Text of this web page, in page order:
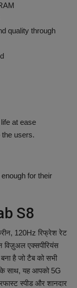
quality through
at ease
users.
for their
S8
120Hz रिफ्रेश रेट
विज़ुअल एक्सपीरियंस
है जो टैब को सभी
साथ, यह आपको 5G
स्पीड और शानदार